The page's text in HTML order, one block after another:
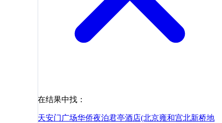
在结果中找：
天安门广场华侨夜泊君亭酒店(北京雍和宫北新桥地